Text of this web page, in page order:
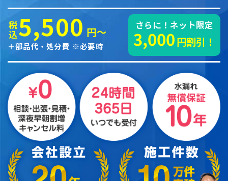
税込5,500 円～
＋部品代・処分費 ※必要時
さらに！ネット限定
3,000 円割引！